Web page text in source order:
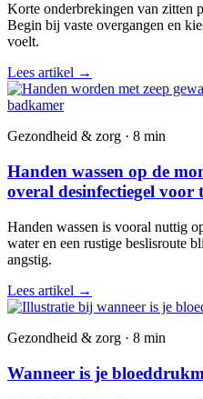
Korte onderbrekingen van zitten
Begin bij vaste overgangen en
voelt.
Lees artikel →
Gezondheid & zorg · 8 min
Handen wassen op de
overal desinfectiegel voor
Handen wassen is vooral nuttig
water en een rustige beslisroute
angstig.
Lees artikel →
Gezondheid & zorg · 8 min
Wanneer is je